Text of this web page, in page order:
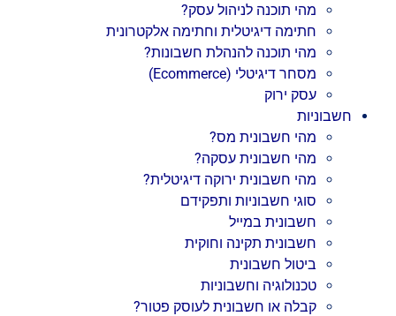
מהי תוכנה לניהול עסק?
חתימה דיגיטלית וחתימה אלקטרונית
מהי תוכנה להנהלת חשבונות?
מסחר דיגיטלי (Ecommerce)
עסק ירוק
חשבוניות
מהי חשבונית מס?
מהי חשבונית עסקה?
מהי חשבונית ירוקה דיגיטלית?
סוגי חשבוניות ותפקידם
חשבונית במייל
חשבונית תקינה וחוקית
ביטול חשבונית
טכנולוגיה וחשבוניות
קבלה או חשבונית לעוסק פטור?